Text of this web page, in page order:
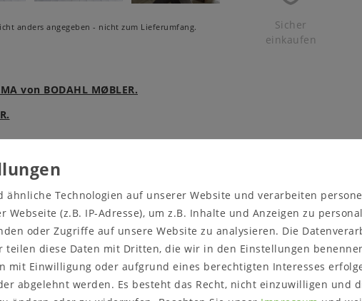
anders angegeben - nicht zum Lieferumfang.
Sicher
einkaufen
von BODAHL MØBLER.
Produktsicherheit
180×100 cm –
Platte „ROMA“ (6 cm stark,
Weitere Informationen zum
Details:
Balkeneiche Esstisch
Tischplatte Roma mit gerader
ähnliche Technologien auf unserer Website und verarbeiten
Webseite (z.B. IP-Adresse), um z.B. Inhalte und Anzeigen zu
oder Zugriffe auf unsere Website zu analysieren. Die
teilen diese Daten mit Dritten, die wir in den Einstellungen
mit Einwilligung oder aufgrund eines berechtigten Interesses
abgelehnt werden. Es besteht das Recht, nicht einzuwilligen und